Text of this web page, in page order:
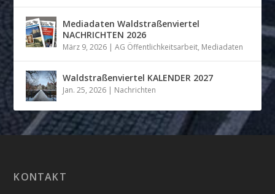
Mediadaten Waldstraßenviertel
NACHRICHTEN 2026
März 9, 2026 |AG Öffentlichkeitsarbeit, Mediadaten
Waldstraßenviertel KALENDER 2027
Jan. 25, 2026 | Nachrichten
KONTAKT